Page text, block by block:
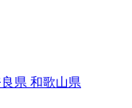
県 和歌山県